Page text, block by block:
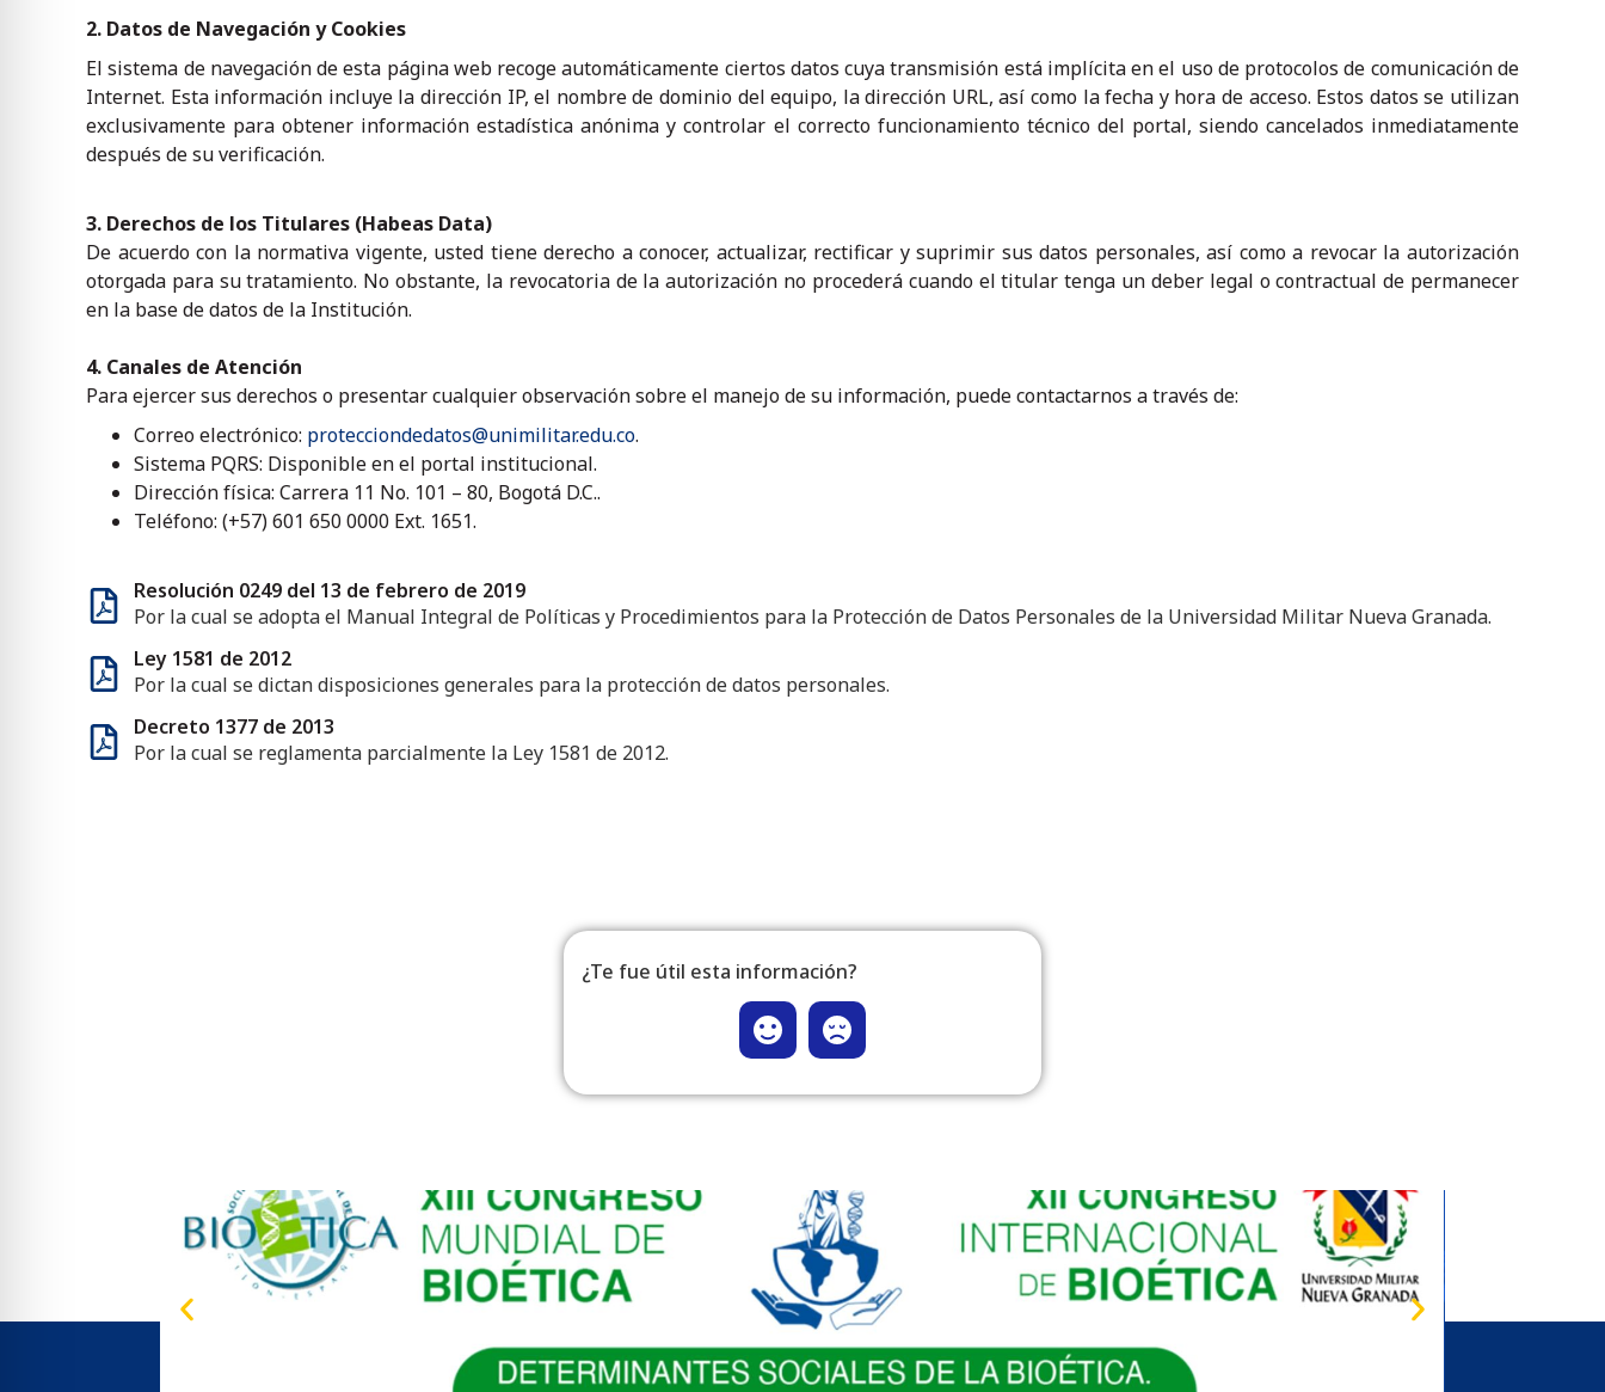
2. Datos de Navegación y Cookies
El sistema de navegación de esta página web recoge automáticamente ciertos datos cuya transmisión está implícita en el uso de protocolos de comunicación de
Internet. Esta información incluye la dirección IP, el nombre de dominio del equipo, la dirección URL, así como la fecha y hora de acceso. Estos datos se utilizan
exclusivamente para obtener información estadística anónima y controlar el correcto funcionamiento técnico del portal, siendo cancelados inmediatamente
después de su verificación.
3. Derechos de los Titulares (Habeas Data)
De acuerdo con la normativa vigente, usted tiene derecho a conocer, actualizar, rectificar y suprimir sus datos personales, así como a revocar la autorización
otorgada para su tratamiento. No obstante, la revocatoria de la autorización no procederá cuando el titular tenga un deber legal o contractual de permanecer
en la base de datos de la Institución.
4. Canales de Atención
Para ejercer sus derechos o presentar cualquier observación sobre el manejo de su información, puede contactarnos a través de:
Correo electrónico: protecciondedatos@unimilitar.edu.co.
Sistema PQRS: Disponible en el portal institucional.
Dirección física: Carrera 11 No. 101 – 80, Bogotá D.C..
Teléfono: (+57) 601 650 0000 Ext. 1651.
Resolución 0249 del 13 de febrero de 2019
Por la cual se adopta el Manual Integral de Políticas y Procedimientos para la Protección de Datos Personales de la Universidad Militar Nueva Granada.
Ley 1581 de 2012
Por la cual se dictan disposiciones generales para la protección de datos personales.
Decreto 1377 de 2013
Por la cual se reglamenta parcialmente la Ley 1581 de 2012.
¿Te fue útil esta información?